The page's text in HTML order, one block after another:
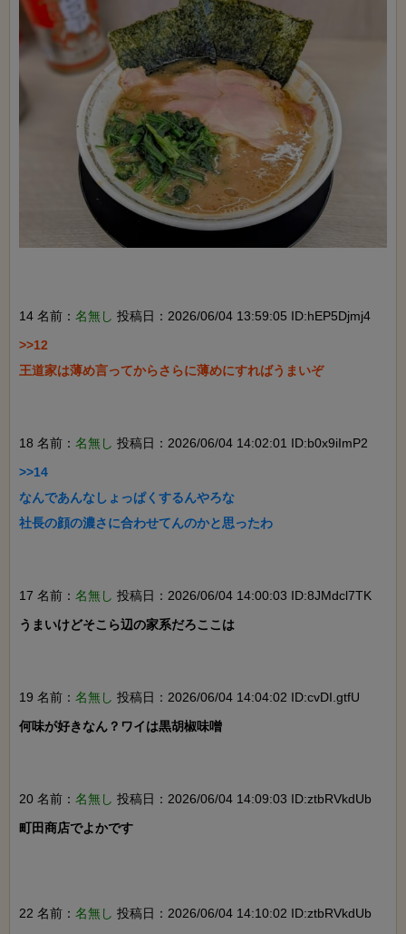
14 名前： 名無し 投稿日：2026/06/04 13:59:05 ID:hEP5Djmj4
>>12
王道家は薄め言ってからさらに薄めにすればうまいぞ
18 名前： 名無し 投稿日：2026/06/04 14:02:01 ID:b0x9iImP2
>>14
なんであんなしょっぱくするんやろな
社長の顔の濃さに合わせてんのかと思ったわ
17 名前： 名無し 投稿日：2026/06/04 14:00:03 ID:8JMdcl7TK
うまいけどそこら辺の家系だろここは
19 名前： 名無し 投稿日：2026/06/04 14:04:02 ID:cvDI.gtfU
何味が好きなん？ワイは黒胡椒味噌
20 名前： 名無し 投稿日：2026/06/04 14:09:03 ID:ztbRVkdUb
町田商店でよかです
22 名前： 名無し 投稿日：2026/06/04 14:10:02 ID:ztbRVkdUb